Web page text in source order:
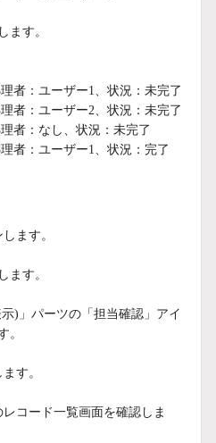
ます。
者：ユーザー1、状況：未完了
者：ユーザー2、状況：未完了
者：なし、状況：未完了
者：ユーザー1、状況：完了
ます。
ます。
示)」パーツの「担当確認」アイ
。
す。
コード一覧画面を確認しま